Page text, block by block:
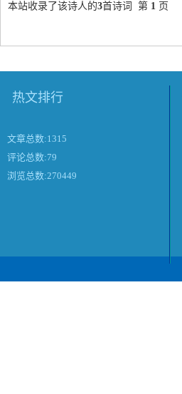
本站收录了该诗人的3首诗词 第 1 页
热文排行
文章总数:1315
评论总数:79
浏览总数:270449